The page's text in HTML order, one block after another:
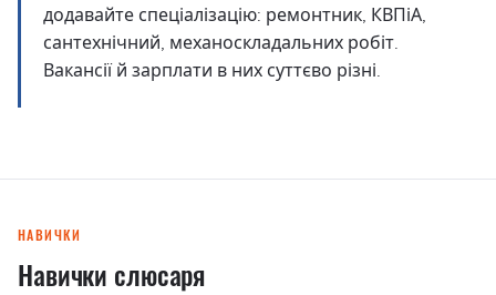
додавайте спеціалізацію: ремонтник, КВПіА,
сантехнічний, механоскладальних робіт.
Вакансії й зарплати в них суттєво різні.
НАВИЧКИ
Навички слюсаря